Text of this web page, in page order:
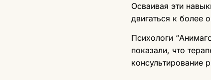
Осваивая эти
двигаться к более
Психологи
показали, что
консультирование